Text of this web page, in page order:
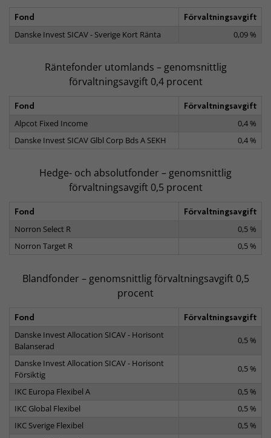
Fond
Förvaltningsavgift
Danske Invest SICAV - Sverige Kort Ränta
0,09 %
Räntefonder utomlands – genomsnittlig
förvaltningsavgift 0,4 procent
Fond
Förvaltningsavgift
Alpcot Fixed Income
0,4 %
Danske Invest SICAV Glbl Corp Bds A SEKH
0,4 %
Hedge- och absolutfonder – genomsnittlig
förvaltningsavgift 0,5 procent
Fond
Förvaltningsavgift
Norron Select R
0,5 %
Norron Target R
0,5 %
Blandfonder – genomsnittlig förvaltningsavgift 0,5
procent
Fond
Förvaltningsavgift
Danske Invest Allocation SICAV - Horisont
Balanserad
0,5 %
Danske Invest Allocation SICAV - Horisont
Försiktig
0,5 %
IKC Europa Flexibel A
0,5 %
IKC Global Flexibel
0,5 %
IKC Sverige Flexibel
0,5 %